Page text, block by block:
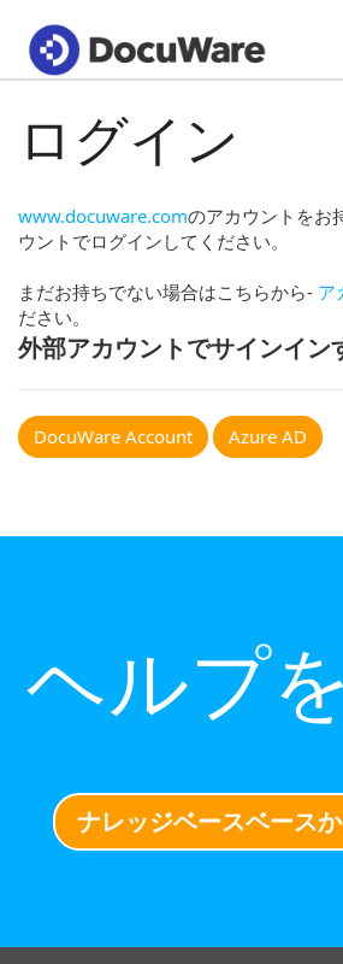
ログイン
www.docuware.comのアカウントをお
ウントでログインしてください。
まだお持ちでない場合はこちらから- ア
ださい。
外部アカウントでサインイン
DocuWare Account Azure AD
ヘルプ
ナレッジベースベース